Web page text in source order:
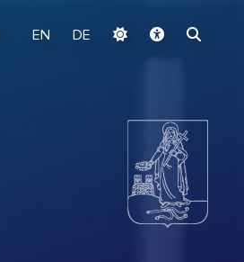
EN DE